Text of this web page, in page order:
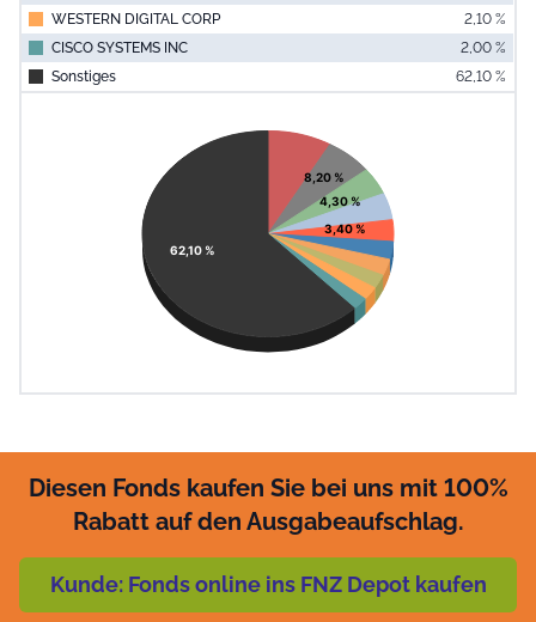
WESTERN DIGITAL CORP
2,10 %
CISCO SYSTEMS INC
2,00 %
Sonstiges
62,10 %
Pie chart with 11 slices.
View as data table, Chart8,20 %
4,30 %
3,40 %
62,10 %
Diesen Fonds kaufen Sie bei uns mit 100%
Rabatt auf den Ausgabeaufschlag.
Kunde: Fonds online ins FNZ Depot kaufen